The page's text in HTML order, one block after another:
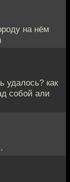
на нём
удалось? как
собой али